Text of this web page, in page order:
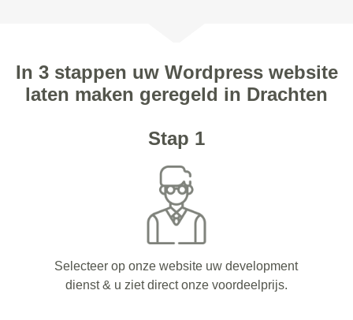
In 3 stappen uw Wordpress website
laten maken geregeld in Drachten
Stap 1
Selecteer op onze website uw development
dienst & u ziet direct onze voordeelprijs.